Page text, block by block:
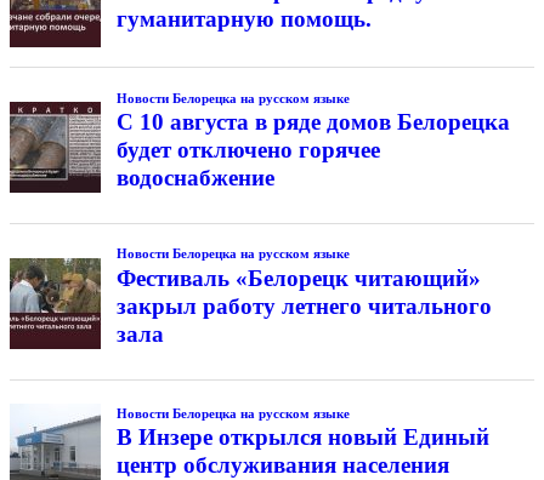
гуманитарную помощь.
Новости Белорецка на русском языке
С 10 августа в ряде домов Белорецка
будет отключено горячее
водоснабжение
Новости Белорецка на русском языке
Фестиваль «Белорецк читающий»
закрыл работу летнего читального
зала
Новости Белорецка на русском языке
В Инзере открылся новый Единый
центр обслуживания населения